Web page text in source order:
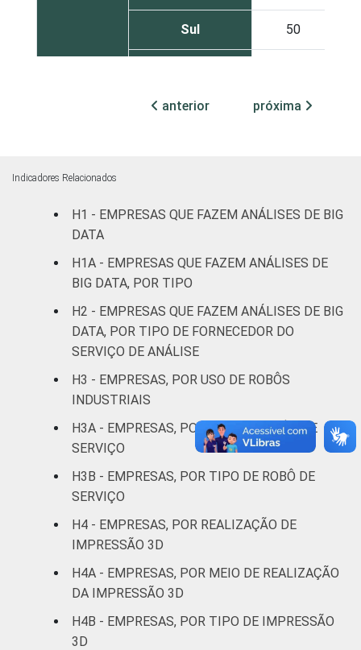
Sul 50
Indústria de
Comércio,
reparação de
automotores e
motocicletas
Transporte,
armazenagem e
alimentação
comunicação
46
Atividades
imobiliárias,
profissionais,
científicas e
técnicas,
anterior próxima
Indicadores Relacionados
H1 - EMPRESAS QUE FAZEM ANÁLISES DE BIG
DATA
H1A - EMPRESAS QUE FAZEM ANÁLISES DE
BIG DATA, POR TIPO
H2 - EMPRESAS QUE FAZEM ANÁLISES DE BIG
DATA, POR TIPO DE FORNECEDOR DO
SERVIÇO DE ANÁLISE
H3 - EMPRESAS, POR USO DE ROBÔS
INDUSTRIAIS
H3A - EMPRESAS, POR USO DE ROBÔS DE
SERVIÇO
H3B - EMPRESAS, POR TIPO DE ROBÔ DE
SERVIÇO
H4 - EMPRESAS, POR REALIZAÇÃO DE
IMPRESSÃO 3D
H4A - EMPRESAS, POR MEIO DE REALIZAÇÃO
DA IMPRESSÃO 3D
H4B - EMPRESAS, POR TIPO DE IMPRESSÃO
3D